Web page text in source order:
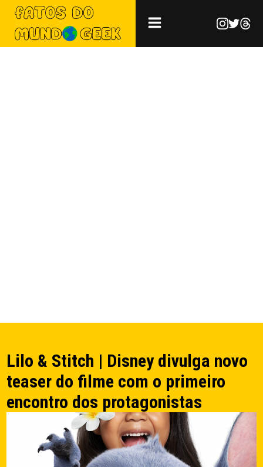
Lilo & Stitch | Disney divulga novo
teaser do filme com o primeiro
encontro dos protagonistas